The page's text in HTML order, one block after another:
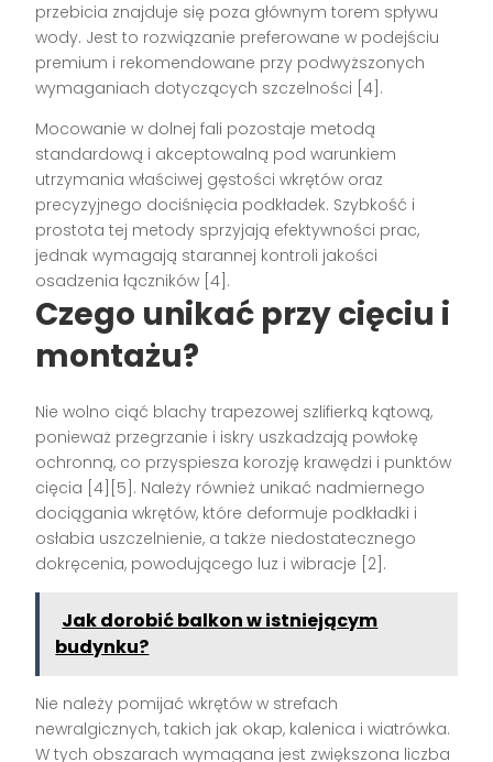
przebicia znajduje się poza głównym torem spływu
wody. Jest to rozwiązanie preferowane w podejściu
premium i rekomendowane przy podwyższonych
wymaganiach dotyczących szczelności [4].
Mocowanie w dolnej fali pozostaje metodą
standardową i akceptowalną pod warunkiem
utrzymania właściwej gęstości wkrętów oraz
precyzyjnego dociśnięcia podkładek. Szybkość i
prostota tej metody sprzyjają efektywności prac,
jednak wymagają starannej kontroli jakości
osadzenia łączników [4].
Czego unikać przy cięciu i
montażu?
Nie wolno ciąć blachy trapezowej szlifierką kątową,
ponieważ przegrzanie i iskry uszkadzają powłokę
ochronną, co przyspiesza korozję krawędzi i punktów
cięcia [4][5]. Należy również unikać nadmiernego
dociągania wkrętów, które deformuje podkładki i
osłabia uszczelnienie, a także niedostatecznego
dokręcenia, powodującego luz i wibracje [2].
Jak dorobić balkon w istniejącym
budynku?
Nie należy pomijać wkrętów w strefach
newralgicznych, takich jak okap, kalenica i wiatrówka.
W tych obszarach wymagana jest zwiększona liczba